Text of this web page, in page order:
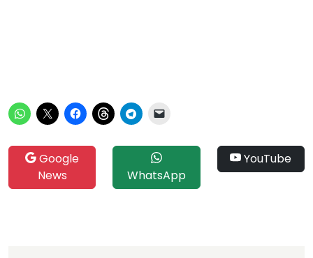
Google
News
WhatsApp
YouTube